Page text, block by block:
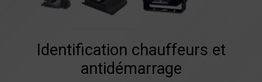
Identification chauffeurs et
antidémarrage